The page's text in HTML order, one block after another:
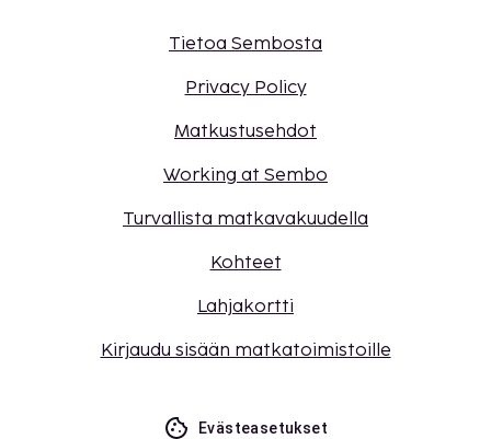
Tietoa Sembosta
Privacy Policy
Matkustusehdot
Working at Sembo
Turvallista matkavakuudella
Kohteet
Lahjakortti
Kirjaudu sisään matkatoimistoille
Evästeasetukset